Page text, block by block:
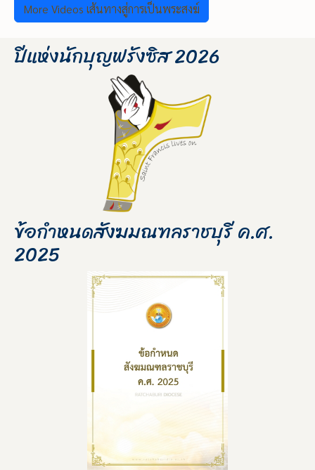
More Videos เส้นทางสู่การเป็นพระสงฆ์
ปีแห่งนักบุญฟรังซิส 2026
ข้อกำหนดสังฆมณฑลราชบุรี ค.ศ.
2025